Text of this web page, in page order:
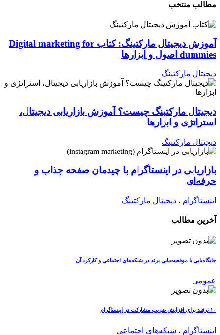
مطالب منتخب
آموزش دیجیتال مارکتینگ: کتاب Digital marketing for
dummies اصول و ابزارها
دیجیتال مارکتینگ
دیجیتال مارکتینگ چیست؟ آموزش بازاریابی دیجیتال،
استراتژی و ابزارها
دیجیتال مارکتینگ
بازاریابی در اینستاگرام با چیدمان صفحه جذاب و
حرفه‌ای
اینستاگرام ، دیجیتال مارکتینگ
آخرین مطالب
جایگاه‌یابی یا موقعیت‌یابی برند در شبکه‌های اجتماعی و کارکرد آن
عمومی
۱۰ ترفند برای افزایش ضریب مشارکت در اینستاگرام
اینستاگرام ، شبکه‌های اجتماعی